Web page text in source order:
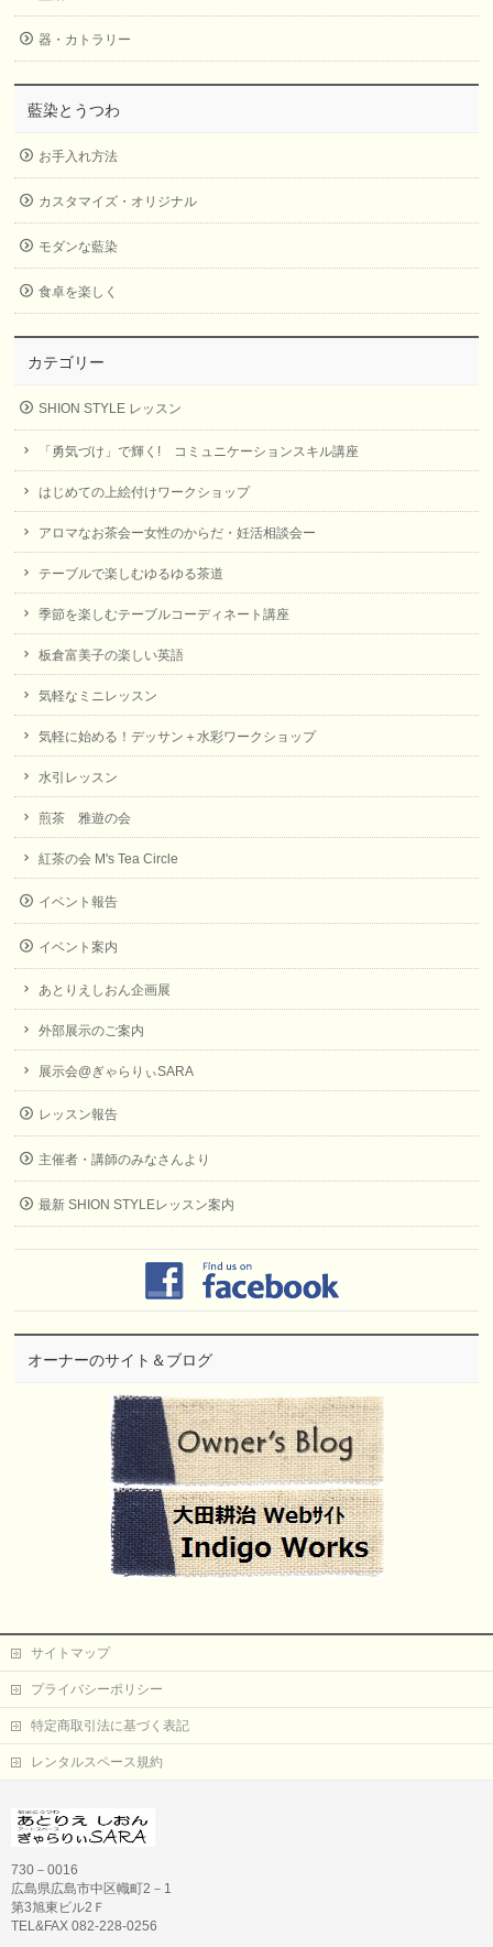
器・カトラリー
藍染とうつわ
お手入れ方法
カスタマイズ・オリジナル
モダンな藍染
食卓を楽しく
カテゴリー
SHION STYLE レッスン
「勇気づけ」で輝く! コミュニケーションスキル講座
はじめての上絵付けワークショップ
アロマなお茶会ー女性のからだ・妊活相談会ー
テーブルで楽しむゆるゆる茶道
季節を楽しむテーブルコーディネート講座
板倉富美子の楽しい英語
気軽なミニレッスン
気軽に始める！デッサン＋水彩ワークショップ
水引レッスン
煎茶 雅遊の会
紅茶の会 M's Tea Circle
イベント報告
イベント案内
あとりえしおん企画展
外部展示のご案内
展示会@ぎゃらりぃSARA
レッスン報告
主催者・講師のみなさんより
最新 SHION STYLEレッスン案内
オーナーのサイト＆ブログ
サイトマップ
プライバシーポリシー
特定商取引法に基づく表記
レンタルスペース規約
730－0016
広島県広島市中区幟町2－1
第3旭東ビル2Ｆ
TEL&FAX 082-228-0256